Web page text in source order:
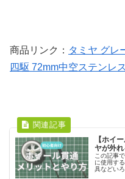
商品リンク： タミヤ グレ
四駆 72mm中空ステンレ
【ホイ
ヤが外
この記事
に使用す
具などい